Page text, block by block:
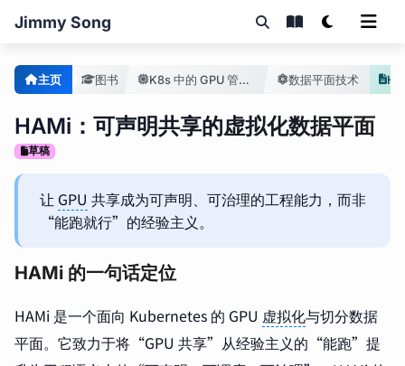
Jimmy Song
主页 图书 K8s 中的 GPU 管理手册 数据平面技术
HAMi：可声明共享的虚拟化数据平面
草稿
让 GPU 共享成为可声明、可治理的工程能力，而非
“能跑就行”的经验主义。
HAMi 的一句话定位
HAMi 是一个面向 Kubernetes 的 GPU 虚拟化与切分数据
平面。它致力于将“GPU 共享”从经验主义的“能跑”提